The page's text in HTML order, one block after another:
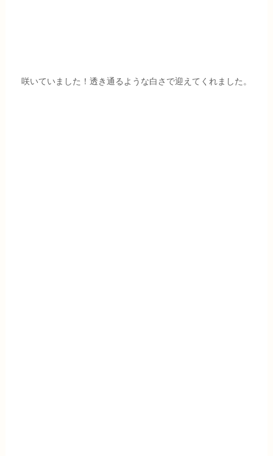
咲いていました！透き通るような白さで迎えてくれました。